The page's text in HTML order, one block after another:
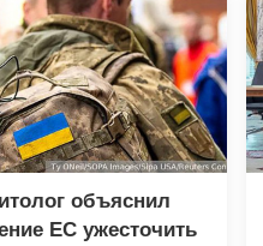
объяснил
ЕС ужесточить